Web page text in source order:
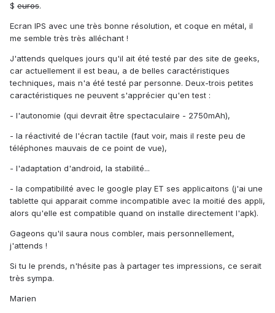
$ euros.
Ecran IPS avec une très bonne résolution, et coque en métal, il
me semble très très alléchant !
J'attends quelques jours qu'il ait été testé par des site de geeks,
car actuellement il est beau, a de belles caractéristiques
techniques, mais n'a été testé par personne. Deux-trois petites
caractéristiques ne peuvent s'apprécier qu'en test :
- l'autonomie (qui devrait être spectaculaire - 2750mAh),
- la réactivité de l'écran tactile (faut voir, mais il reste peu de
téléphones mauvais de ce point de vue),
- l'adaptation d'android, la stabilité...
- la compatibilité avec le google play ET ses applicaitons (j'ai une
tablette qui apparait comme incompatible avec la moitié des appli,
alors qu'elle est compatible quand on installe directement l'apk).
Gageons qu'il saura nous combler, mais personnellement,
j'attends !
Si tu le prends, n'hésite pas à partager tes impressions, ce serait
très sympa.
Marien